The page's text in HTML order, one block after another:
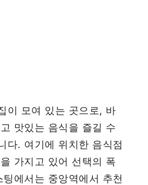
이 모여 있는 곳으로, 바
맛있는 음식을 즐길 수
다. 여기에 위치한 음식점
가지고 있어 선택의 폭
에서는 중앙역에서 추천